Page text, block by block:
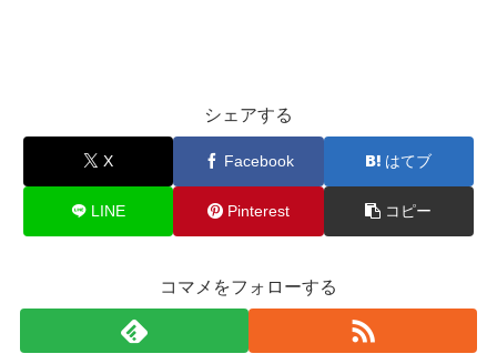
シェアする
X Facebook はてブ
LINE Pinterest コピー
コマメをフォローする